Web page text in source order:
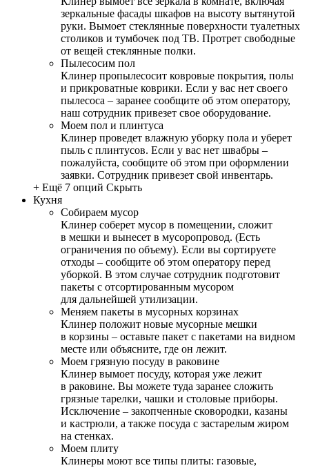
зеркальные фасады шкафов на высоту вытянутой
руки. Вымоет стеклянные поверхности туалетных
столиков и тумбочек под ТВ. Протрет свободные
от вещей стеклянные полки.
Пылесосим пол
Клинер пропылесосит ковровые покрытия, полы
и прикроватные коврики. Если у вас нет своего
пылесоса – заранее сообщите об этом оператору,
наш сотрудник привезет свое оборудование.
Моем пол и плинтуса
Клинер проведет влажную уборку пола и уберет
пыль с плинтусов. Если у вас нет швабры –
пожалуйста, сообщите об этом при оформлении
заявки. Сотрудник привезет свой инвентарь.
+ Ещё 7 опций Скрыть
Кухня
Собираем мусор
Клинер соберет мусор в помещении, сложит
в мешки и вынесет в мусоропровод. (Есть
ограничения по объему). Если вы сортируете
отходы – сообщите об этом оператору перед
уборкой. В этом случае сотрудник подготовит
пакеты с отсортированным мусором
для дальнейшей утилизации.
Меняем пакеты в мусорных корзинах
Клинер положит новые мусорные мешки
в корзины – оставьте пакет с пакетами на видном
месте или объясните, где он лежит.
Моем грязную посуду в раковине
Клинер вымоет посуду, которая уже лежит
в раковине. Вы можете туда заранее сложить
грязные тарелки, чашки и столовые приборы.
Исключение – закопченные сковородки, казаны
и кастрюли, а также посуда с застарелым жиром
на стенках.
Моем плиту
Клинеры моют все типы плиты: газовые,